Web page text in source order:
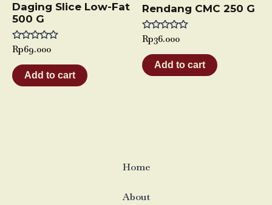
Daging Slice Low-Fat
500 G
Rated
out
of
5
Rp69.000
Add to cart
Rendang CMC 250 G
Rated
out
of
5
Rp36.000
Add to cart
Home
About